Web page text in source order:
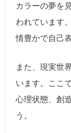
カラーの夢を
われています
情豊かで自己
また、現実世
います。ここ
心理状態、創
う。